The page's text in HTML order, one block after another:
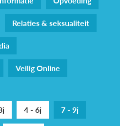
Relaties & seksualiteit
Veilig Online
4 - 6j
7 - 9j